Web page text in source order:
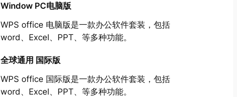
Window PC电脑版
WPS office 电脑版是一款办公软件套装，包括
word、Excel、PPT、等多种功能。
全球通用 国际版
WPS office 国际版是一款办公软件套装，包括
word、Excel、PPT、等多种功能。